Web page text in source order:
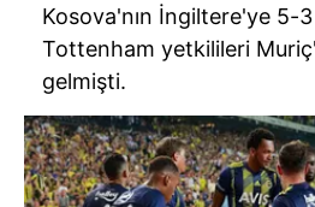
Kosova'nın İngiltere'ye 5-
Tottenham yetkilileri
gelmişti.